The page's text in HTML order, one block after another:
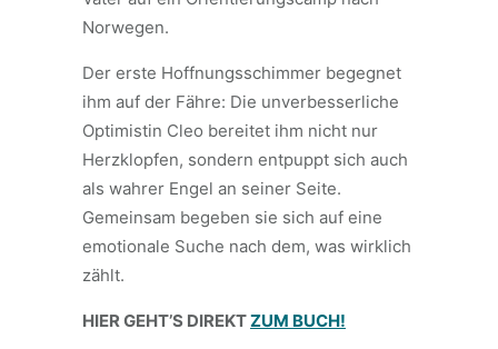
Norwegen.
Der erste Hoffnungsschimmer begegnet
ihm auf der Fähre: Die unverbesserliche
Optimistin Cleo bereitet ihm nicht nur
Herzklopfen, sondern entpuppt sich auch
als wahrer Engel an seiner Seite.
Gemeinsam begeben sie sich auf eine
emotionale Suche nach dem, was wirklich
zählt.
HIER GEHT’S DIREKTZUM BUCH!